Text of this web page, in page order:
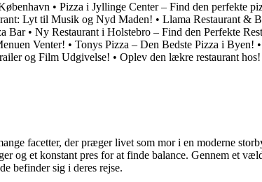
• Pizza i Jyllinge Center – Find den perfekte
Lyt til Musik og Nyd Maden! • Llama Restaurant &
Bar• Ny Restaurant i Holstebro – Find den Perfekte
Venter! • Tonys Pizza – Den Bedste Pizza i Byen! •
og Film Udgivelse! • Oplev den lækre restaurant hos!
facetter, der præger livet som mor i en moderne
og et konstant pres for at finde balance. Gennem et
befinder sig i deres rejse.